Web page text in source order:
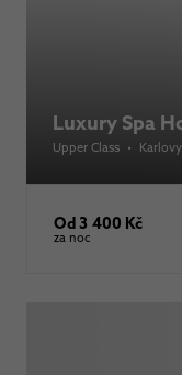
Luxury Spa
Upper Class •
Od 3 400 Kč
za noc